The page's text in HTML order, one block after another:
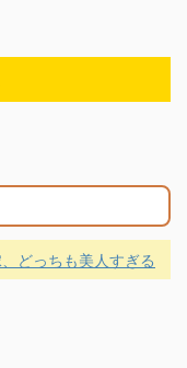
どっちも美人すぎる